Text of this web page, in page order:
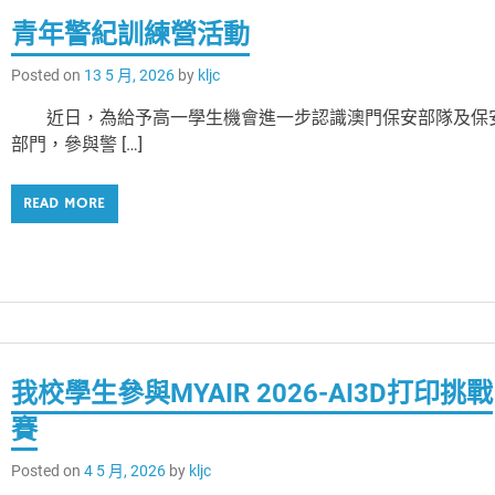
青年警紀訓練營活動
Posted on 13 5 月, 2026 by kljc
近日，為給予高一學生機會進一步認識澳門保安部隊及保
部門，參與警 […]
READ MORE
我校學生參與MYAIR 2026-AI3D打印挑戰
賽
Posted on4 5 月, 2026 by kljc